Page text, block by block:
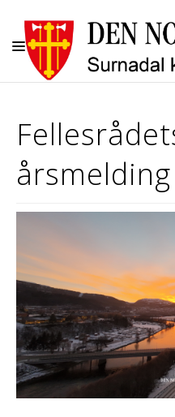
BARN OG UNGE
KYRKJENE
UTLEIGE